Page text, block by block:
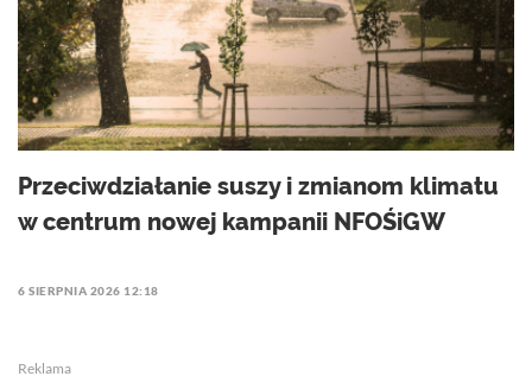
Przeciwdziałanie suszy i zmianom klimatu
w centrum nowej kampanii NFOŚiGW
6 SIERPNIA 2026 12:18
Reklama